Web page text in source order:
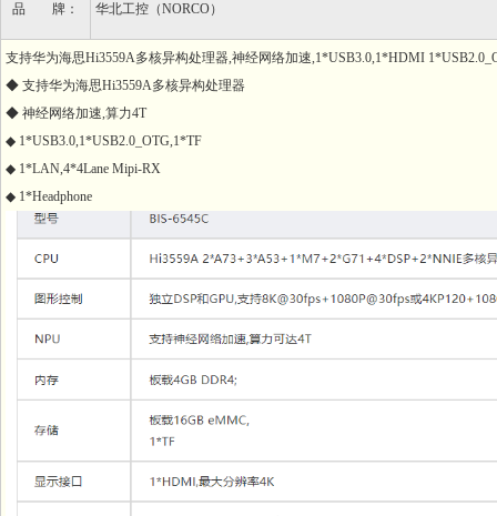
品 牌： 华北工控（NORCO）
支持华为海思Hi3559A多核异构处理器,神经网络加速,1*USB3.0,1*HDMI
◆ 支持华为海思Hi3559A多核异构处理器
◆ 神经网络加速,算力4T
◆ 1*USB3.0,1*USB2.0_OTG,1*TF
◆ 1*LAN,4*4Lane Mipi-RX
◆ 1*Headphone